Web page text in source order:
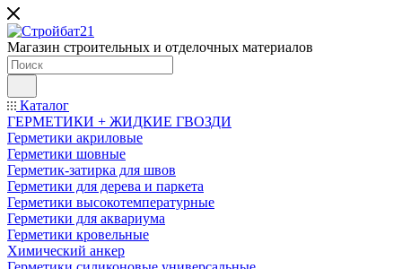
Магазин строительных и отделочных материалов
Каталог
ГЕРМЕТИКИ + ЖИДКИЕ ГВОЗДИ
Герметики акриловые
Герметики шовные
Герметик-затирка для швов
Герметики для дерева и паркета
Герметики высокотемпературные
Герметики для аквариума
Герметики кровельные
Химический анкер